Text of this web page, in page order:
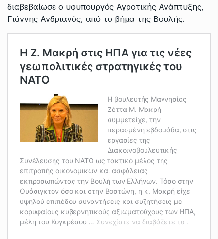
διαβεβαίωσε ο υφυπουργός Αγροτικής Ανάπτυξης,
Γιάννης Ανδριανός, από το βήμα της Βουλής.